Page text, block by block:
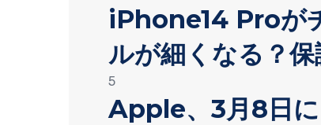
iPhone14 Proが
ルが細くなる？
5
Apple、3月8日に